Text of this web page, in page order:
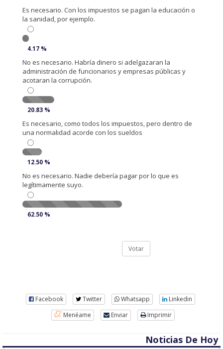
Es necesario. Con los impuestos se pagan la educación o
la sanidad, por ejemplo.
4.17 %
No es necesario. Habría dinero si adelgazaran la
administración de funcionarios y empresas públicas y
acotaran la corrupción.
20.83 %
Es necesario, como todos los impuestos, pero dentro de
una normalidad acorde con los sueldos
12.50 %
No es necesario. Nadie debería pagar por lo que es
legítimamente suyo.
62.50 %
Votar
Facebook Twitter Whatsapp
Linkedin
Menéame
Enviar Imprimir
Noticias De Hoy